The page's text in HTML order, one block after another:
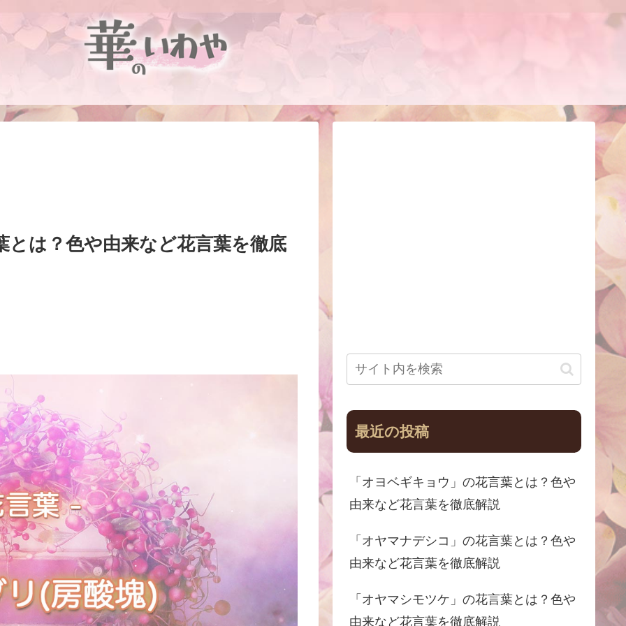
は？色や由来など花言葉を徹底
最近の投稿
「オヨベギキョウ」の花言葉とは？色や
由来など花言葉を徹底解説
「オヤマナデシコ」の花言葉とは？色や
由来など花言葉を徹底解説
「オヤマシモツケ」の花言葉とは？色や
由来など花言葉を徹底解説